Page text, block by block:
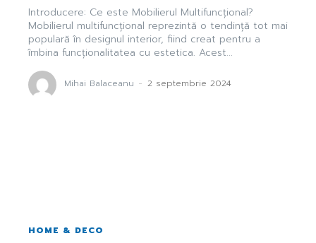
Introducere: Ce este Mobilierul Multifuncțional?
Mobilierul multifuncțional reprezintă o tendință tot mai
populară în designul interior, fiind creat pentru a
îmbina funcționalitatea cu estetica. Acest...
Mihai Balaceanu - 2 septembrie 2024
HOME & DECO